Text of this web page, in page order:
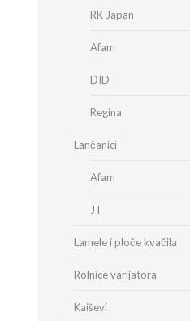
RK Japan
Afam
DID
Regina
Lančanici
Afam
JT
Lamele i ploče kvačila
Rolnice varijatora
Kaiševi